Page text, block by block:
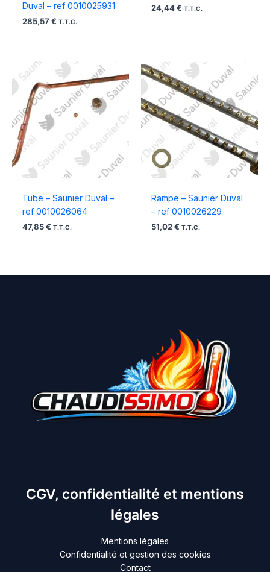
Duval – ref 0010025931
285,57 € T.T.C.
24,44 € T.T.C.
Tube – Saunier Duval –
ref 0010026064
47,85 € T.T.C.
Rampe – Saunier Duval
– ref 0010026229
51,02 € T.T.C.
CGV, confidentialité et mentions
légales
Mentions légales
Confidentialité et gestion des cookies
Contact